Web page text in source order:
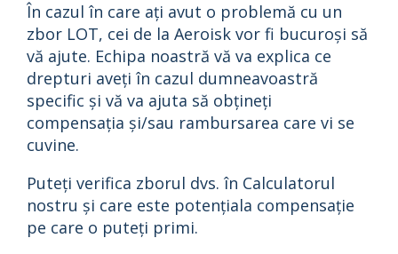
În cazul în care ați avut o problemă cu un
zbor LOT, cei de la Aeroisk vor fi bucuroși să
vă ajute. Echipa noastră vă va explica ce
drepturi aveți în cazul dumneavoastră
specific și vă va ajuta să obțineți
compensația și/sau rambursarea care vi se
cuvine.
Puteți verifica zborul dvs. în Calculatorul
nostru și care este potențiala compensație
pe care o puteți primi.